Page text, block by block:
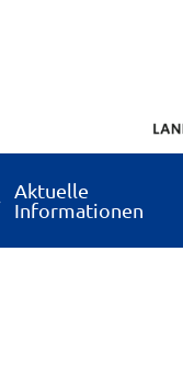
Aktuelle
Informationen